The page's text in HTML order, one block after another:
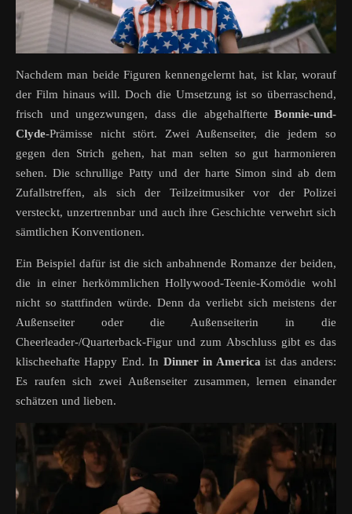
Nachdem man beide Figuren kennengelernt hat, ist klar, worauf
der Film hinaus will. Doch die Umsetzung ist so überraschend,
frisch und ungezwungen, dass die abgehalfterte Bonnie-und-
Clyde-Prämisse nicht stört. Zwei Außenseiter, die jedem so
gegen den Strich gehen, hat man selten so gut harmonieren
sehen. Die schrullige Patty und der harte Simon sind ab dem
Zufallstreffen, als sich der Teilzeitmusiker vor der Polizei
versteckt, unzertrennbar und auch ihre Geschichte verwehrt sich
sämtlichen Konventionen.
Ein Beispiel dafür ist die sich anbahnende Romanze der beiden,
die in einer herkömmlichen Hollywood-Teenie-Komödie wohl
nicht so stattfinden würde. Denn da verliebt sich meistens der
Außenseiter oder die Außenseiterin in die
Cheerleader-/Quarterback-Figur und zum Abschluss gibt es das
klischeehafte Happy End. In Dinner in Americaist das anders:
Es raufen sich zwei Außenseiter zusammen, lernen einander
schätzen und lieben.